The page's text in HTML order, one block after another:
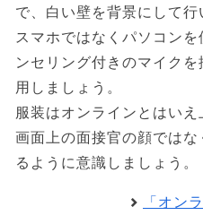
で、白い壁を背景にして行
スマホではなくパソコン
ンセリング付きのマイク
用しましょう。
服装はオンラインとはいえ
画面上の面接官の顔では
るように意識しましょう。
「オン